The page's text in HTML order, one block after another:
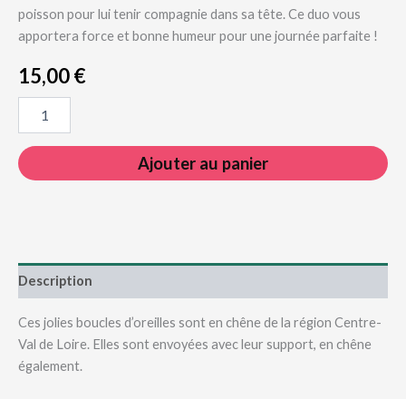
poisson pour lui tenir compagnie dans sa tête. Ce duo vous
apportera force et bonne humeur pour une journée parfaite !
15,00€
d’oreilles
Bois
Ajouter au panier
Description
Ces jolies boucles d’oreilles sont en chêne de la région Centre-
Val de Loire. Elles sont envoyées avec leur support, en chêne
également.